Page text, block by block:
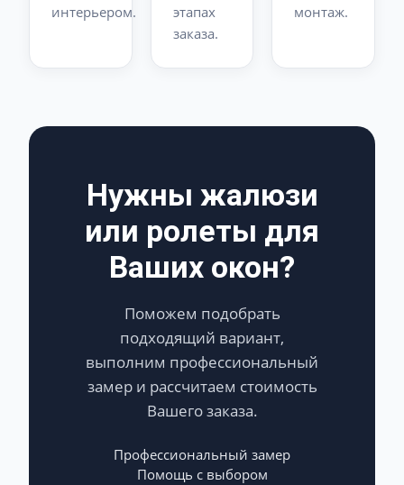
якісно.
всім, хто цінує
интерьером.
этапах
заказа.
монтаж.
Нужны жалюзи
или ролеты для
Ваших окон?
Поможем подобрать
подходящий вариант,
выполним профессиональный
замер и рассчитаем стоимость
Вашего заказа.
Профессиональный замер
Помощь с выбором